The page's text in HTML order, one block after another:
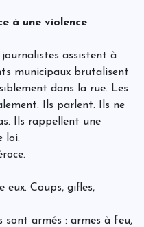
à une violence
assistent à
municipaux brutalisent
dans la rue. Les
Ils parlent. Ils ne
Ils rappellent une
loi.
eux. Coups, gifles,
sont armés : armes à feu,